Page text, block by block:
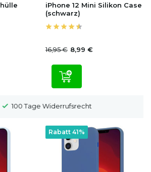
iPhone 12 Mini Silikon Case
(schwarz)
16,95 € 8,99 €
100 Tage Widerrufsrecht
Rabatt 41%